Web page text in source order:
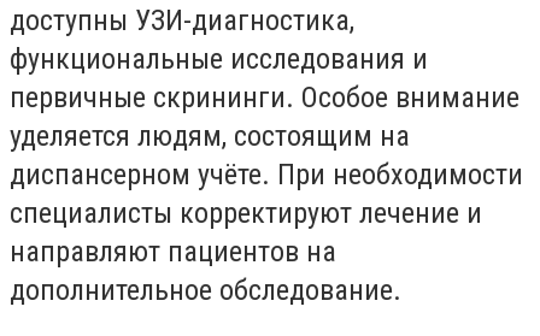
доступны УЗИ-диагностика,
функциональные исследования и
первичные скрининги. Особое внимание
уделяется людям, состоящим на
диспансерном учёте. При необходимости
специалисты корректируют лечение и
направляют пациентов на
дополнительное обследование.